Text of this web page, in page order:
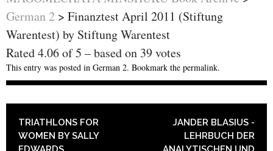
German 2 > Finanztest April 2011 (Stiftung
Warentest) by Stiftung Warentest
Rated4.06of5 – based on 39votes
This entry was posted in German 2. Bookmark the permalink.
POST NAVIGATION
TRIATHLONS FOR
WOMEN BY SALLY
JANDER BLASIUS -
LEHRBUCH DER